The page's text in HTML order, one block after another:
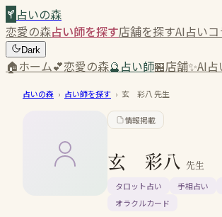
占いの森
恋愛の森占い師を探す店舗を探すAI占い
Dark
🏠ホーム💕恋愛の森🔮占い師🏪店舗✨AI占
占いの森 › 占い師を探す › 玄 彩八 先生
情報掲載
玄 彩八 先生
タロット占い 手相占い
オラクルカード